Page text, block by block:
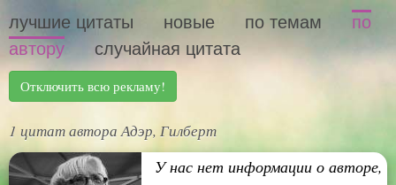
лучшие цитаты новые по темам
по
автору
случайная цитата
Отключить всю рекламу!
1 цитат автора Адэр, Гилберт
У нас нет информации о авторе,